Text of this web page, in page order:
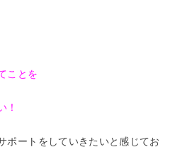
ことを
！
ポートをしていきたいと感じてお